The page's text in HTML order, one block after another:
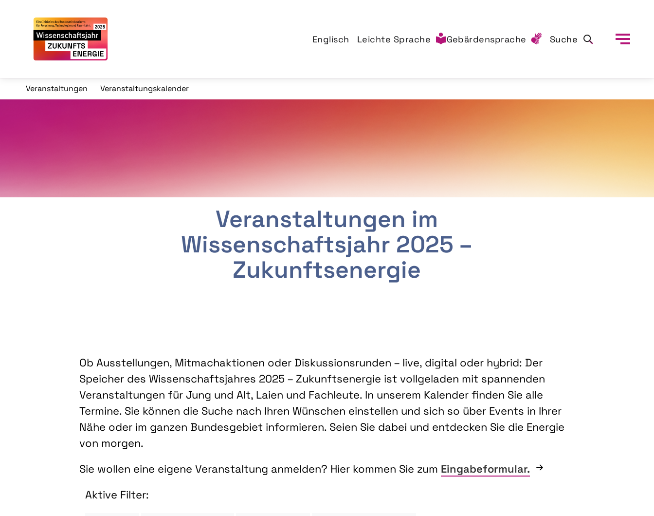
Englisch Leichte Sprache Gebärdensprache Suche
Veranstaltungen Veranstaltungskalender
Veranstaltungen im
Wissenschaftsjahr 2025 –
Zukunftsenergie
Ob Ausstellungen, Mitmachaktionen oder Diskussionsrunden – live, digital oder hybrid: Der
Speicher des Wissenschaftsjahres 2025 – Zukunftsenergie ist vollgeladen mit spannenden
Veranstaltungen für Jung und Alt, Laien und Fachleute. In unserem Kalender finden Sie alle
Termine. Sie können die Suche nach Ihren Wünschen einstellen und sich so über Events in Ihrer
Nähe oder im ganzen Bundesgebiet informieren. Seien Sie dabei und entdecken Sie die Energie
von morgen.
Sie wollen eine eigene Veranstaltung anmelden? Hier kommen Sie zum Eingabeformular.
Aktive Filter: